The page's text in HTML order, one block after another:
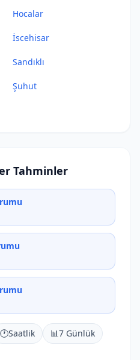
Hocalar
İscehisar
Sandıklı
Şuhut
Tahminler
🕐Saatlik 📊7 Günlük